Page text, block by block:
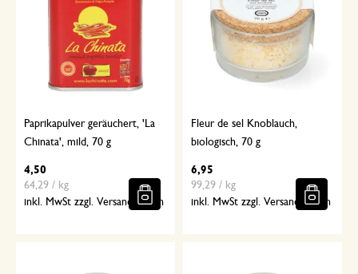
Paprikapulver geräuchert, 'La
Chinata', mild, 70 g
4,50
64,29 / kg
inkl. MwSt zzgl. Versandkosten
Fleur de sel Knoblauch,
biologisch, 70 g
6,95
99,29 / kg
inkl. MwSt zzgl. Versandkosten